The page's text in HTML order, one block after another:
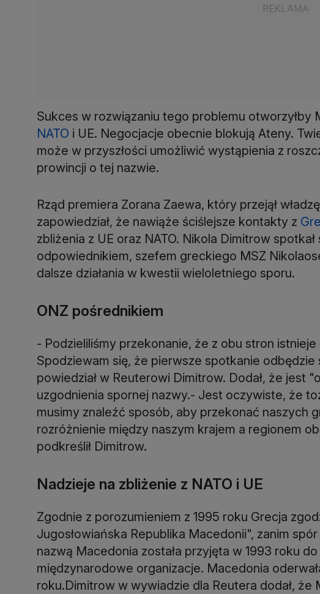
Sukces w rozwiązaniu tego problemu otworzyłby
NATO i UE. Negocjacje obecnie blokują Ateny.
może w przyszłości umożliwić wystąpienia z
prowincji o tej nazwie.
Rząd premiera Zorana Zaewa, który przejął
zapowiedział, że nawiąże ściślejsze kontakty z
zbliżenia z UE oraz NATO. Nikola Dimitrow
odpowiednikiem, szefem greckiego MSZ
dalsze działania w kwestii wieloletniego sporu.
ONZ pośrednikiem
- Podzieliliśmy przekonanie, że z obu stron
Spodziewam się, że pierwsze spotkanie odbędzie
powiedział w Reuterowi Dimitrow. Dodał, że jest
uzgodnienia spornej nazwy.- Jest oczywiste, że
musimy znaleźć sposób, aby przekonać naszych
rozróżnienie między naszym krajem a regionem
podkreślił Dimitrow.
Nadzieje na zbliżenie z NATO i UE
Zgodnie z porozumieniem z 1995 roku Grecja
Jugosłowiańska Republika Macedonii", zanim
nazwą Macedonia została przyjęta w 1993 roku do
międzynarodowe organizacje. Macedonia
roku.Dimitrow w wywiadzie dla Reutera dodał, że